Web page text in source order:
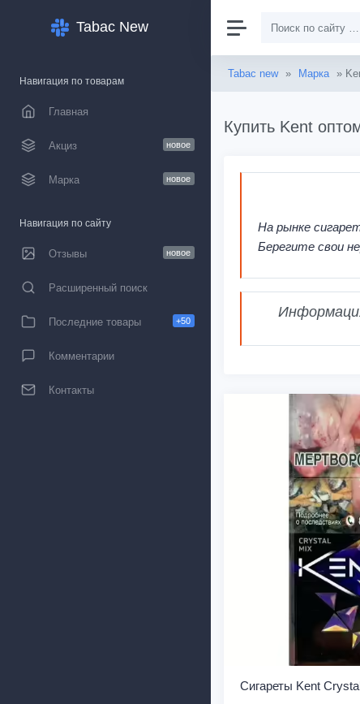
Tabac New
Навигация по товарам
Главная
Акциз новое
Марка новое
Навигация по сайту
Отзывы новое
Расширенный поиск
Последние товары +50
Комментарии
Контакты
Tabac new » Марка »
Купить Kent
На рынке
Берегите свои
Сигареты Kent